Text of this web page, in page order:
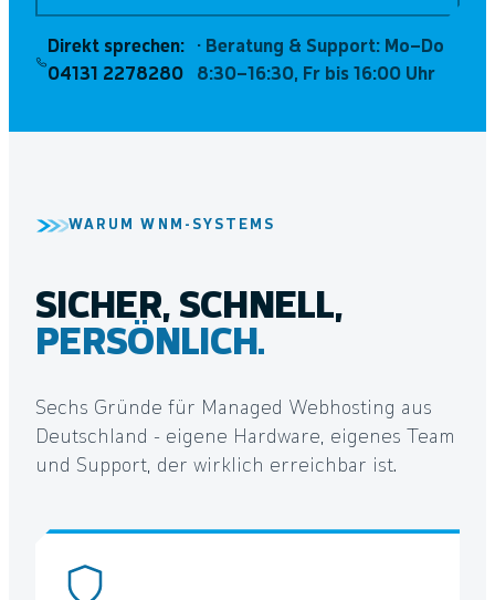
Direkt sprechen:
04131 2278280
· Beratung & Support: Mo–Do
8:30–16:30, Fr bis 16:00 Uhr
WARUM WNM-SYSTEMS
SICHER, SCHNELL,
PERSÖNLICH.
Sechs Gründe für Managed Webhosting aus
Deutschland - eigene Hardware, eigenes Team
und Support, der wirklich erreichbar ist.